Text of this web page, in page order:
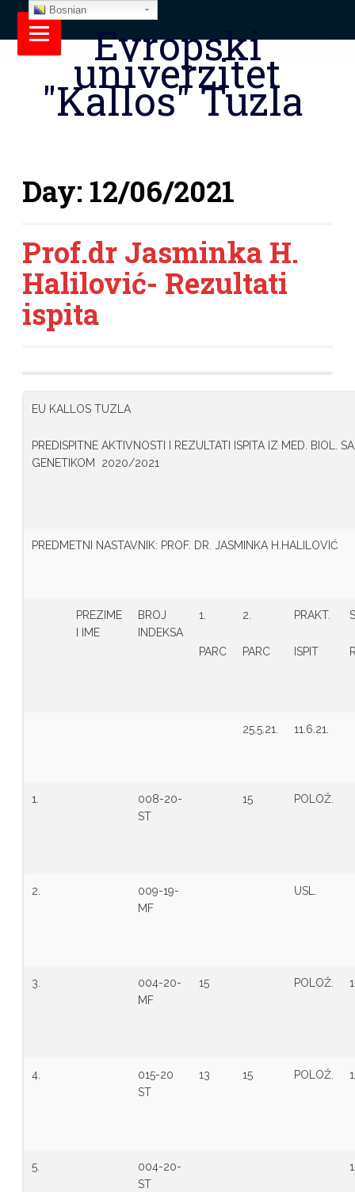
Evropski
univerzitet
"Kallos" Tuzla
Day: 12/06/2021
Prof.dr Jasminka H.
Halilović- Rezultati
ispita
EU KALLOS TUZLA
PREDISPITNE AKTIVNOSTI I REZULTATI ISPITA IZ MED.
GENETIKOM 2020/2021
PREDMETNI NASTAVNIK: PROF. DR. JASMINKA H.HALILOVIĆ
PREZIME
I IME
BROJ
INDEKSA
1.
PARC
2.
PARC
PRAKT.
ISPIT
25.5.21. 11.6.21.
1.
008-20-
ST
15 POLOŽ.
2.
009-19-
MF
USL.
3.
004-20-
MF
15 POLOŽ.
4.
015-20
ST
13 15 POLOŽ.
5.
004-20-
ST
Bosnian